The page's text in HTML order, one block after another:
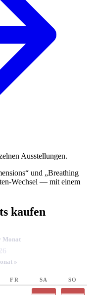
Ausstellungen.
und „Breathing
Wechsel — mit einem
kaufen
Monat
»
FR SA SO